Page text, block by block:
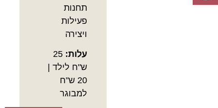
תחנות
פעילות
ויצירה
עלות: 25
ש"ח לילד |
20 ש"ח
למבוגר